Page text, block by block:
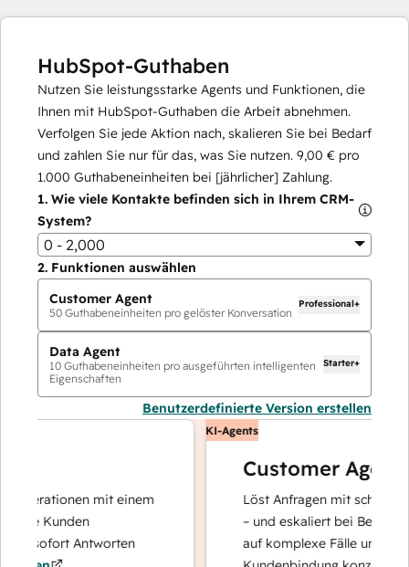
HubSpot-Guthaben
Nutzen Sie leistungsstarke Agents und Funktionen, die
Ihnen mit HubSpot-Guthaben die Arbeit abnehmen.
Verfolgen Sie jede Aktion nach, skalieren Sie bei Bedarf
und zahlen Sie nur für das, was Sie nutzen. 9,00 € pro
1.000 Guthabeneinheiten bei [jährlicher] Zahlung.
1. Wie viele Kontakte befinden sich in Ihrem CRM-
System?
0 - 2,000
2. Funktionen auswählen
Customer Agent
50 Guthabeneinheiten pro gelöster Konversation
Professional+
Data Agent
10 Guthabeneinheiten pro ausgeführten intelligenten
Eigenschaften
Starter+
Benutzerdefinierte Version erstellen
mit einem
Kunden
sofort Antworten
KI-Agents
Customer Agent
Löst Anfragen mit schnellen,
– und eskaliert bei Bedarf,
auf komplexe Fälle und den